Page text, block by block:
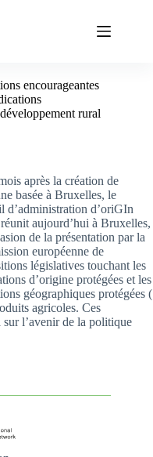
encourageantes
rural
après la création de
basée à Bruxelles, le
d’administration d’oriGIn
aujourd’hui à Bruxelles,
de la présentation par la
européenne de
législatives touchant les
d’origine protégées et les
géographiques protégées (
agricoles. Ces
l’avenir de la politique